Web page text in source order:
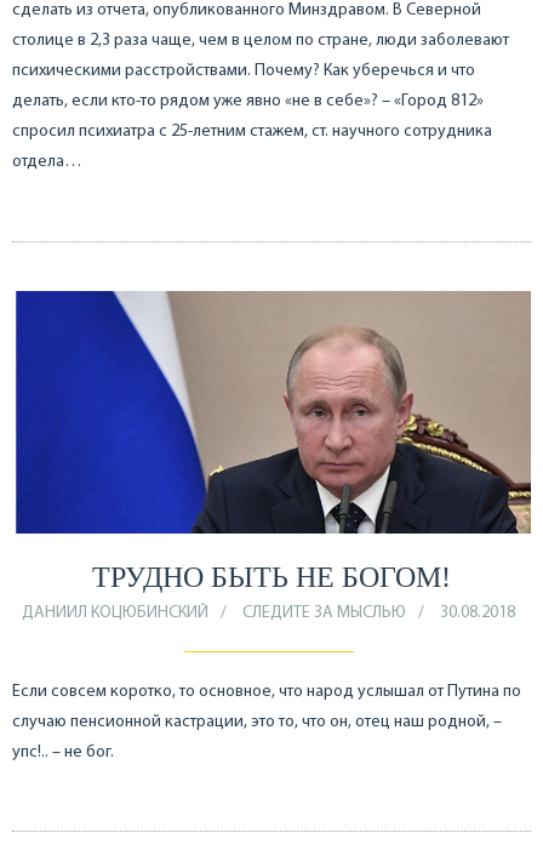
сделать из отчета, опубликованного Минздравом. В Северной
столице в 2,3 раза чаще, чем в целом по стране, люди заболевают
психическими расстройствами. Почему? Как уберечься и что
делать, если кто-то рядом уже явно «не в себе»? – «Город 812»
спросил психиатра с 25-летним стажем, ст. научного сотрудника
отдела…
ТРУДНО БЫТЬ НЕ БОГОМ!
ДАНИИЛ КОЦЮБИНСКИЙ СЛЕДИТЕ ЗА МЫСЛЬЮ 30.08.2018
Если совсем коротко, то основное, что народ услышал от Путина по
случаю пенсионной кастрации, это то, что он, отец наш родной, –
упс!.. – не бог.